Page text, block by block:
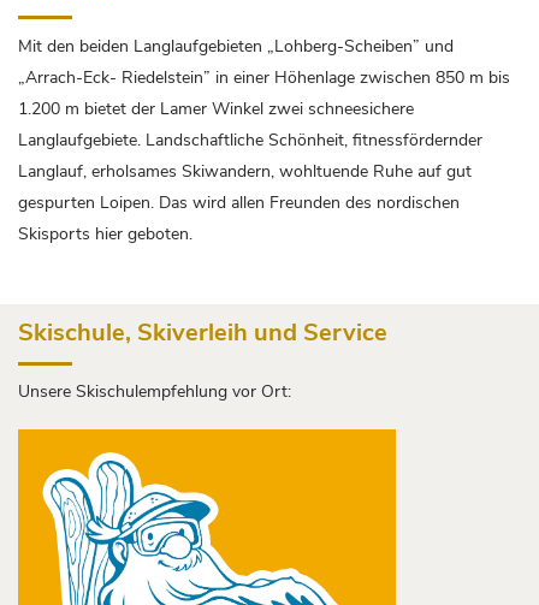
Mit den beiden Langlaufgebieten „Lohberg-Scheiben” und
„Arrach-Eck- Riedelstein” in einer Höhenlage zwischen 850 m bis
1.200 m bietet der Lamer Winkel zwei schneesichere
Langlaufgebiete. Landschaftliche Schönheit, fitnessfördernder
Langlauf, erholsames Skiwandern, wohltuende Ruhe auf gut
gespurten Loipen. Das wird allen Freunden des nordischen
Skisports hier geboten.
Skischule, Skiverleih und Service
Unsere Skischulempfehlung vor Ort: